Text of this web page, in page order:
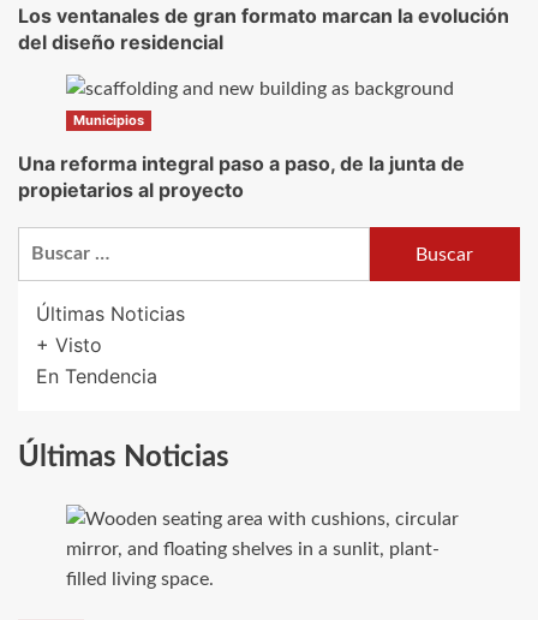
Los ventanales de gran formato marcan la evolución
del diseño residencial
Municipios
Una reforma integral paso a paso, de la junta de
propietarios al proyecto
Últimas Noticias
+ Visto
En Tendencia
Últimas Noticias